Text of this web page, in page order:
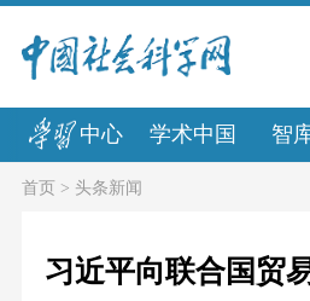
中心 学术中国 智
首页> 头条新闻
习近平向联合国贸